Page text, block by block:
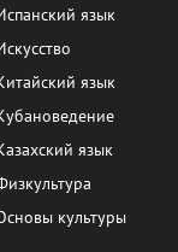
язык
язык
язык
культуры